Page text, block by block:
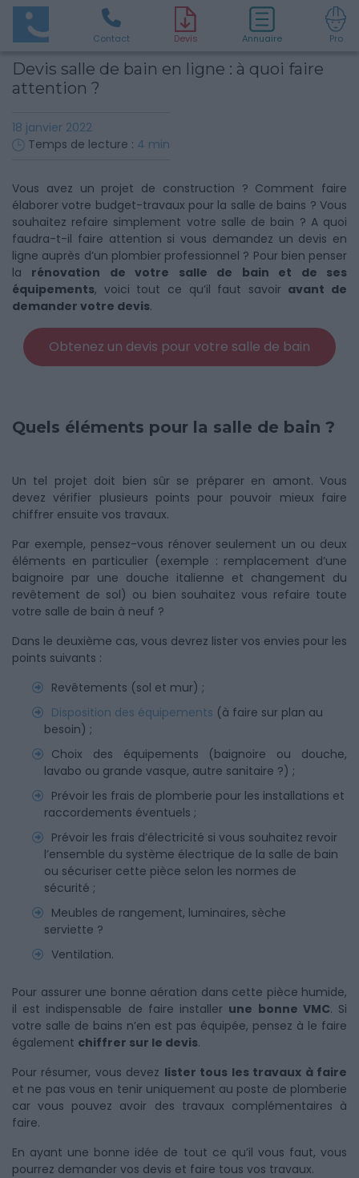
Contact Devis Annuaire Pro
Devis salle de bain en ligne : à quoi faire
attention ?
18 janvier 2022
Temps de lecture : 4 min
Vous avez un projet de construction ? Comment faire
élaborer votre budget-travaux pour la salle de bains ? Vous
souhaitez refaire simplement votre salle de bain ? A quoi
faudra-t-il faire attention si vous demandez un devis en
ligne auprès d’un plombier professionnel ? Pour bien penser
la rénovation de votre salle de bain et de ses
équipements, voici tout ce qu’il faut savoir avant de
demander votre devis.
Obtenez un devis pour votre salle de bain
Quels éléments pour la salle de bain ?
Un tel projet doit bien sûr se préparer en amont. Vous
devez vérifier plusieurs points pour pouvoir mieux faire
chiffrer ensuite vos travaux.
Par exemple, pensez-vous rénover seulement un ou deux
éléments en particulier (exemple : remplacement d’une
baignoire par une douche italienne et changement du
revêtement de sol) ou bien souhaitez vous refaire toute
votre salle de bain à neuf ?
Dans le deuxième cas, vous devrez lister vos envies pour les
points suivants :
Revêtements (sol et mur) ;
Disposition des équipements (à faire sur plan au
besoin) ;
Choix des équipements (baignoire ou douche,
lavabo ou grande vasque, autre sanitaire ?) ;
Prévoir les frais de plomberie pour les installations et
raccordements éventuels ;
Prévoir les frais d’électricité si vous souhaitez revoir
l’ensemble du système électrique de la salle de bain
ou sécuriser cette pièce selon les normes de
sécurité ;
Meubles de rangement, luminaires, sèche
serviette ?
Ventilation.
Pour assurer une bonne aération dans cette pièce humide,
il est indispensable de faire installer une bonne VMC. Si
votre salle de bains n’en est pas équipée, pensez à le faire
également chiffrer sur le devis.
Pour résumer, vous devez lister tous les travaux à faire
et ne pas vous en tenir uniquement au poste de plomberie
car vous pouvez avoir des travaux complémentaires à
faire.
En ayant une bonne idée de tout ce qu’il vous faut, vous
pourrez demander vos devis et faire tous vos travaux.